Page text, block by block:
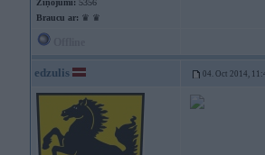
Ziņojumi: 5356
Braucu ar: ♛ ♛
edzulis 04. Oct 2014,